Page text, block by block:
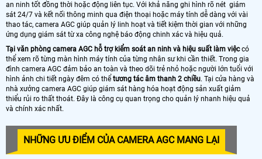
an ninh tốt đồng thời hoặc động liên tục. Với khả năng ghi hình rõ nét giám
sát 24/7 và kết nối thông minh qua điện thoại hoặc máy tính dễ dàng với vài
thao tác, camera AGC giúp quản lý linh hoạt và tiết kiệm thời gian với những
ứng dụng giám sát từ xa công nghệ báo động chinh xác và hiệu quả.
Tại văn phòng camera AGC hỗ trợ kiểm soát an ninh và hiệu suất làm việccó
thể xem rõ từng màn hình máy tính của từng nhân sư khi cần thiết. Trong gia
đình camera AGC đảm bảo an toàn và theo dõi trẻ nhỏ hoặc người lớn tuổi với
hình ảnh chi tiết ngày đêm có thể tương tác âm thanh 2 chiều. Tại cửa hàng và
nhà xưởng camera AGC giúp giám sát hàng hóa hoạt động sản xuất giảm
thiểu rủi ro thất thoát. Đây là công cụ quan trọng cho quản lý nhanh hiệu quả
và chính xác nhất.
NHỮNG ƯU ĐIỂM CỦA CAMERA AGC MANG LẠI